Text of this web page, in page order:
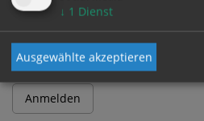
Passwort
↓ 1 Dienst
Ausgewählte akzeptieren